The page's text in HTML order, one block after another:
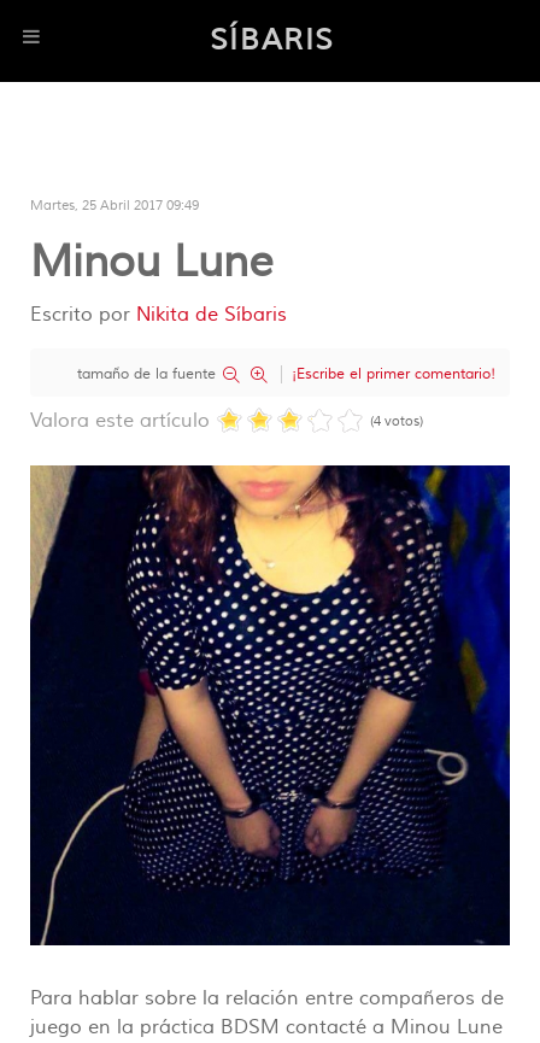
SÍBARIS
Martes, 25 Abril 2017 09:49
Minou Lune
Escrito por Nikita de Síbaris
tamaño de la fuente ¡Escribe el primer comentario!
Valora este artículo (4 votos)
Para hablar sobre la relación entre compañeros de
juego en la práctica BDSM contacté a Minou Lune